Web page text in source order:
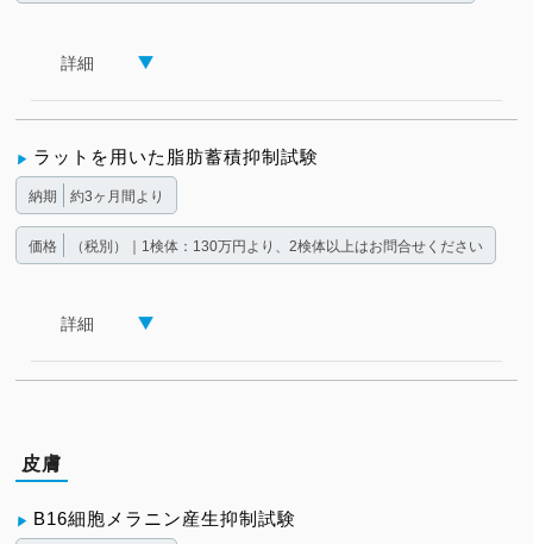
詳細
ラットを用いた脂肪蓄積抑制試験
納期 約3ヶ月間より
価格 （税別）｜1検体：130万円より、2検体以上はお問合せください
詳細
皮膚
B16細胞メラニン産生抑制試験